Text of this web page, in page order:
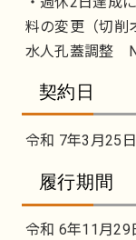
料の変更（切削
水人孔蓋調整
契約日
令和 7年3月25
履行期間
令和 6年11月